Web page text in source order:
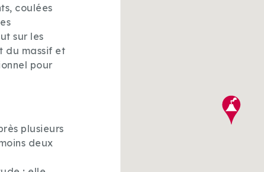
coulées
sur les
du massif et
pour
plusieurs
deux